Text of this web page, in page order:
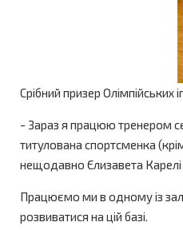
Срібний призер
- Зараз я працюю тренером
титулована спортсменка
нещодавно Єлизавета
Працюємо ми в одному із
розвиватися на цій базі.